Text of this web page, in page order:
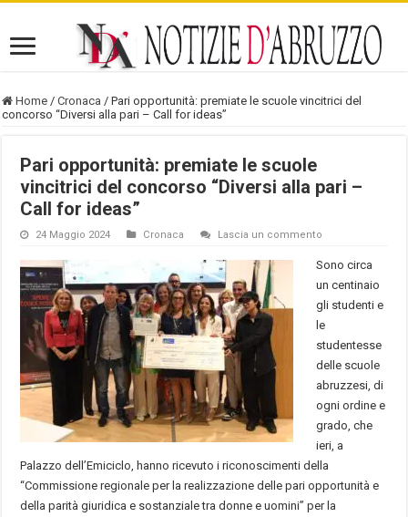
Home / Cronaca / Pari opportunità: premiate le scuole vincitrici del
concorso “Diversi alla pari – Call for ideas”
Pari opportunità: premiate le scuole
vincitrici del concorso “Diversi alla pari –
Call for ideas”
24 Maggio 2024 Cronaca Lascia un commento
Sono circa
un centinaio
gli studenti e
le
studentesse
delle scuole
abruzzesi, di
ogni ordine e
grado, che
ieri, a
Palazzo dell’Emiciclo, hanno ricevuto i riconoscimenti della
“Commissione regionale per la realizzazione delle pari opportunità e
della parità giuridica e sostanziale tra donne e uomini” per la